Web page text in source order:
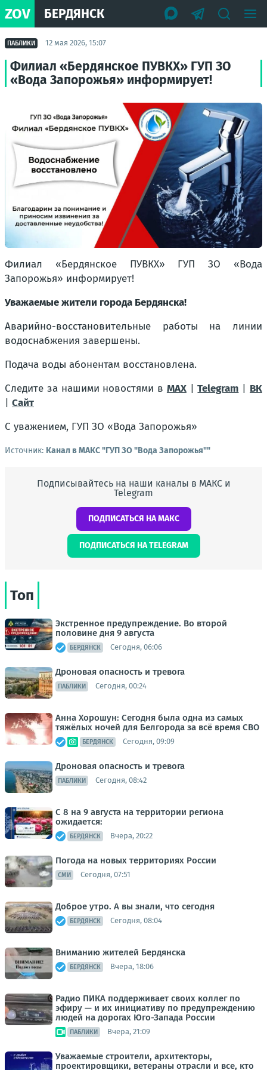
ZOV БЕРДЯНСК
ПАБЛИКИ 12 мая 2026, 15:07
Филиал «Бердянское ПУВКХ» ГУП ЗО
«Вода Запорожья» информирует!
Филиал «Бердянское ПУВКХ» ГУП ЗО «Вода
Запорожья» информирует!
Уважаемые жители города Бердянска!
Аварийно-восстановительные работы на линии
водоснабжения завершены.
Подача воды абонентам восстановлена.
Следите за нашими новостями в MAX|Telegram | ВК
| Сайт
С уважением, ГУП ЗО «Вода Запорожья»
Источник: Канал в МАКС "ГУП ЗО "Вода Запорожья""
Подписывайтесь на наши каналы в МАКС и
Telegram
ПОДПИСАТЬСЯ НА МАКС
ПОДПИСАТЬСЯ НА TELEGRAM
Топ
Экстренное предупреждение. Во второй
половине дня 9 августа
БЕРДЯНСК Сегодня, 06:06
Дроновая опасность и тревога
ПАБЛИКИ Сегодня, 00:24
Анна Хорошун: Сегодня была одна из самых
тяжёлых ночей для Белгорода за всё время СВО
БЕРДЯНСК Сегодня, 09:09
Дроновая опасность и тревога
ПАБЛИКИ Сегодня, 08:42
С 8 на 9 августа на территории региона
ожидается:
БЕРДЯНСК Вчера, 20:22
Погода на новых территориях России
СМИ Сегодня, 07:51
Доброе утро. А вы знали, что сегодня
БЕРДЯНСК Сегодня, 08:04
Вниманию жителей Бердянска
БЕРДЯНСК Вчера, 18:06
Радио ПИКА поддерживает своих коллег по
эфиру — и их инициативу по предупреждению
людей на дорогах Юго-Запада России
ПАБЛИКИ Вчера, 21:09
Уважаемые строители, архитекторы,
проектировщики, ветераны отрасли и все, кто